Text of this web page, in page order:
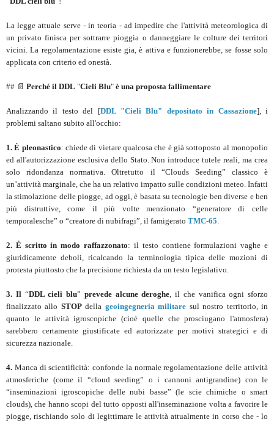
La legge attuale serve - in teoria - ad impedire che l'attività meteorologica di
un privato finisca per sottrarre pioggia o danneggiare le colture dei territori
vicini. La regolamentazione esiste gia, è attiva e funzionerebbe, se fosse solo
applicata con criterio ed onestà.
## 📄 Perché il DDL "Cieli Blu" è una proposta fallimentare
Analizzando il testo del [DDL "Cieli Blu" depositato in Cassazione], i
problemi saltano subito all'occhio:
1. È pleonastico: chiede di vietare qualcosa che è già sottoposto al monopolio
ed all'autorizzazione esclusiva dello Stato. Non introduce tutele reali, ma crea
solo ridondanza normativa. Oltretutto il “Clouds Seeding” classico è
un’attività marginale, che ha un relativo impatto sulle condizioni meteo. Infatti
la stimolazione delle piogge, ad oggi, è basata su tecnologie ben diverse e ben
più distruttive, come il più volte menzionato “generatore di celle
temporalesche” o “creatore di nubifragi”, il famigerato TMC-65.
2. È scritto in modo raffazzonato: il testo contiene formulazioni vaghe e
giuridicamente deboli, ricalcando la terminologia tipica delle mozioni di
protesta piuttosto che la precisione richiesta da un testo legislativo.
3. Il“DDL cieli blu” prevede alcune deroghe, il che vanifica ogni sforzo
finalizzato allo STOPdella geoingegneria militare sul nostro territorio, in
quanto le attività igroscopiche (cioè quelle che prosciugano l'atmosfera)
sarebbero certamente giustificate ed autorizzate per motivi strategici e di
sicurezza nazionale.
4. Manca di scientificità: confonde la normale regolamentazione delle attività
atmosferiche (come il “cloud seeding” o i cannoni antigrandine) con le
“inseminazioni igroscopiche delle nubi basse” (le scie chimiche o smart
clouds), che hanno scopi del tutto opposti all'inseminazione volta a favorire le
piogge, rischiando solo di legittimare le attività attualmente in corso che - lo